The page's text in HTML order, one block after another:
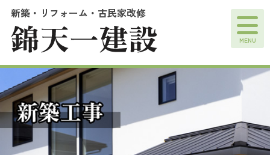
新築・リフォーム・古民家改修
MENU